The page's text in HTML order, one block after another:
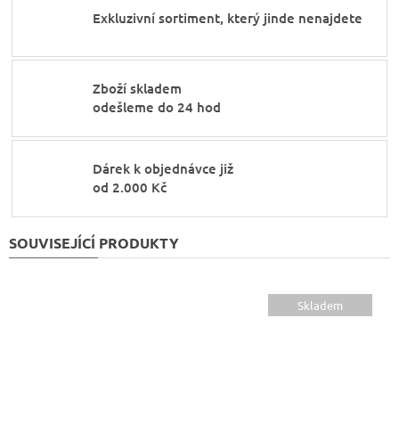
Exkluzivní sortiment, který jinde nenajdete
Zboží skladem
odešleme do 24 hod
Dárek k objednávce již
od 2.000 Kč
SOUVISEJÍCÍ PRODUKTY
Skladem